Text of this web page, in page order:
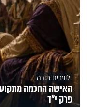
לומדים תורה
האישה החכמה מתקוע
פרק י"ד